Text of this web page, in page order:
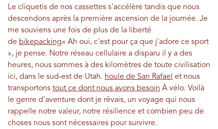
Le cliquetis de nos cassettes s'accélère tandis que nous
descendons après la première ascension de la journée. Je
me souviens une fois de plus de la liberté
de bikepacking« Ah oui, c'est pour ça que j'adore ce sport
», je pense. Notre réseau cellulaire a disparu il y a des
heures, nous sommes à des kilomètres de toute civilisation
ici, dans le sud-est de Utah. houle de San Rafael et nous
transportons tout ce dont nous avons besoin À vélo. Voilà
le genre d'aventure dont je rêvais, un voyage qui nous
rappelle notre valeur, notre résilience et combien peu de
choses nous sont nécessaires pour survivre.